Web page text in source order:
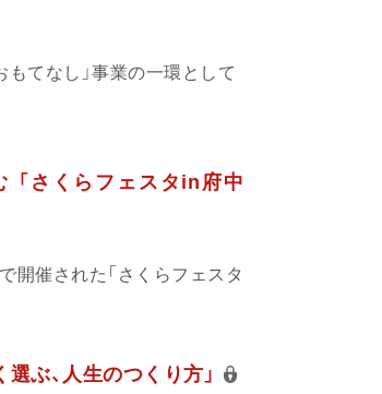
もてなし」事業の一環として
「さくらフェスタin府中
開催された「さくらフェスタ
ぶ、人生のつくり方」